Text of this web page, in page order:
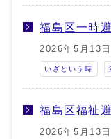
福島区一時
2026年5月13日
いざという時
福島区福祉
2026年5月13日